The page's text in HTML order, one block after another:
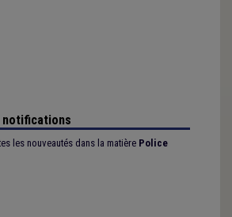
les nouveautés dans la matière Police